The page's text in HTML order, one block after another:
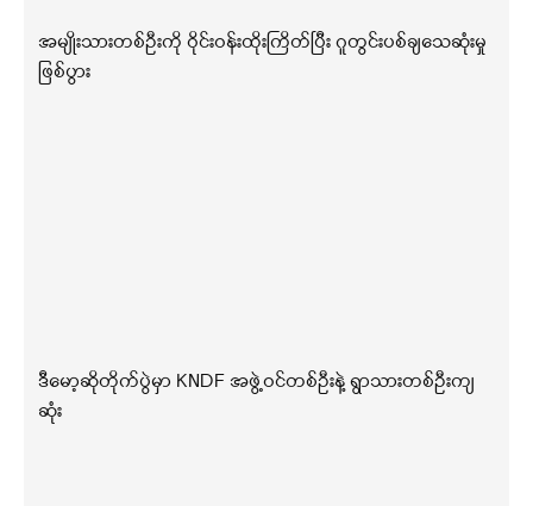
အမျိုးသားတစ်ဦးကို ဝိုင်းဝန်းထိုးကြိတ်ပြီး ဂူတွင်းပစ်ချသေဆုံးမှု
ဖြစ်ပွား
ဒီမော့ဆိုတိုက်ပွဲမှာ KNDF အဖွဲ့ဝင်တစ်ဦးနဲ့ ရွာသားတစ်ဦးကျ
ဆုံး